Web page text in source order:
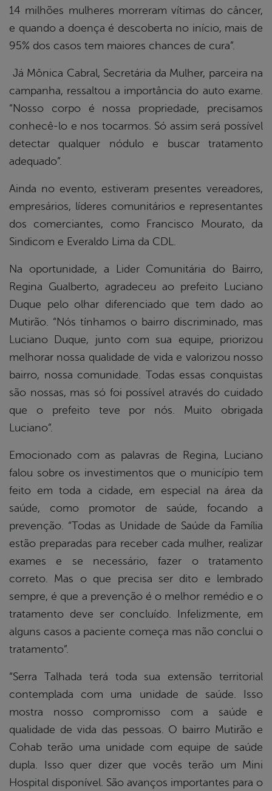
14 milhões mulheres morreram vítimas do câncer,
e quando a doença é descoberta no início, mais de
95% dos casos tem maiores chances de cura”.
Já Mônica Cabral, Secretária da Mulher, parceira na
campanha, ressaltou a importância do auto exame.
“Nosso corpo é nossa propriedade, precisamos
conhecê-lo e nos tocarmos. Só assim será possível
detectar qualquer nódulo e buscar tratamento
adequado”.
Ainda no evento, estiveram presentes vereadores,
empresários, líderes comunitários e representantes
dos comerciantes, como Francisco Mourato, da
Sindicom e Everaldo Lima da CDL.
Na oportunidade, a Lider Comunitária do Bairro,
Regina Gualberto, agradeceu ao prefeito Luciano
Duque pelo olhar diferenciado que tem dado ao
Mutirão. “Nós tínhamos o bairro discriminado, mas
Luciano Duque, junto com sua equipe, priorizou
melhorar nossa qualidade de vida e valorizou nosso
bairro, nossa comunidade. Todas essas conquistas
são nossas, mas só foi possível através do cuidado
que o prefeito teve por nós. Muito obrigada
Luciano”.
Emocionado com as palavras de Regina, Luciano
falou sobre os investimentos que o município tem
feito em toda a cidade, em especial na área da
saúde, como promotor de saúde, focando a
prevenção. “Todas as Unidade de Saúde da Família
estão preparadas para receber cada mulher, realizar
exames e se necessário, fazer o tratamento
correto. Mas o que precisa ser dito e lembrado
sempre, é que a prevenção é o melhor remédio e o
tratamento deve ser concluído. Infelizmente, em
alguns casos a paciente começa mas não conclui o
tratamento”.
“Serra Talhada terá toda sua extensão territorial
contemplada com uma unidade de saúde. Isso
mostra nosso compromisso com a saúde e
qualidade de vida das pessoas. O bairro Mutirão e
Cohab terão uma unidade com equipe de saúde
dupla. Isso quer dizer que vocês terão um Mini
Hospital disponível. São avanços importantes para o